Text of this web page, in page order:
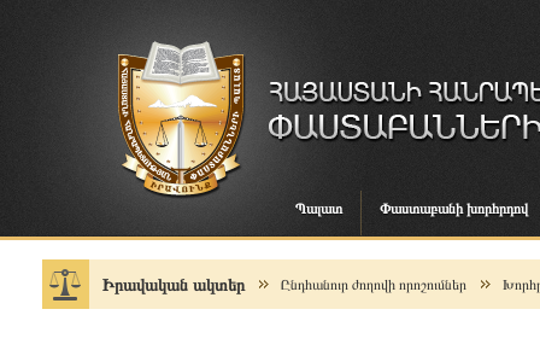
Պալատ Փաստաբանի խորհրդով
Իրավական ակտեր Ընդհանուր ժողովի որոշումներ